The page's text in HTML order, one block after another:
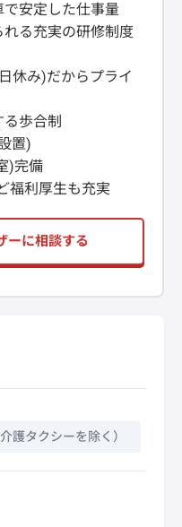
で安定した仕事量
れる充実の研修制度
休み)だからプライ
歩合制
置)
)完備
福利厚生も充実
ーに相談する
護タクシーを除く）